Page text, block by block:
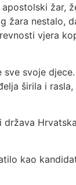
žar,
žara
vjera
svoje
širila i
kao